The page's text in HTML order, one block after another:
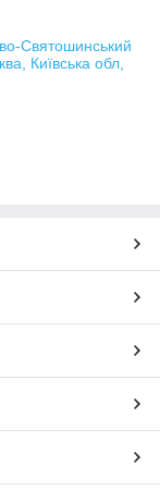
Святошинський
Київська обл,